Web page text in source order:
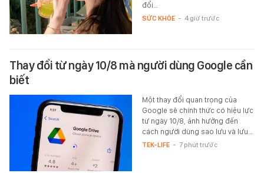
đổi…
SỨC KHỎE - 4 giờ trước
Thay đổi từ ngày 10/8 mà người dùng Google cần
biết
Một thay đổi quan trọng của
Google sẽ chính thức có hiệu lực
từ ngày 10/8, ảnh hưởng đến
cách người dùng sao lưu và lưu…
TEK-LIFE - 7 phút trước